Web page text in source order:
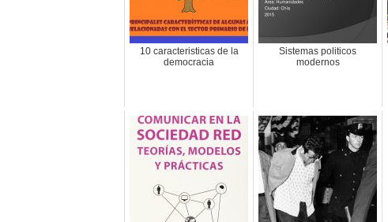
10 caracteristicas de la
democracia
Sistemas politicos
modernos